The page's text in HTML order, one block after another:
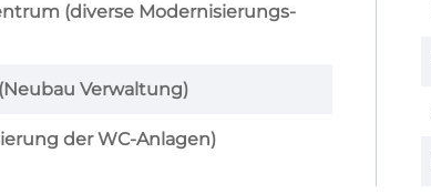
(diverse Modernisierungs-
Verwaltung)
der WC-Anlagen)